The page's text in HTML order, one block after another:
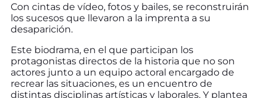
Con cintas de vídeo, fotos y bailes, se reconstruirán
los sucesos que llevaron a la imprenta a su
desaparición.
Este biodrama, en el que participan los
protagonistas directos de la historia que no son
actores junto a un equipo actoral encargado de
recrear las situaciones, es un encuentro de
distintas disciplinas artísticas y laborales. Y plantea